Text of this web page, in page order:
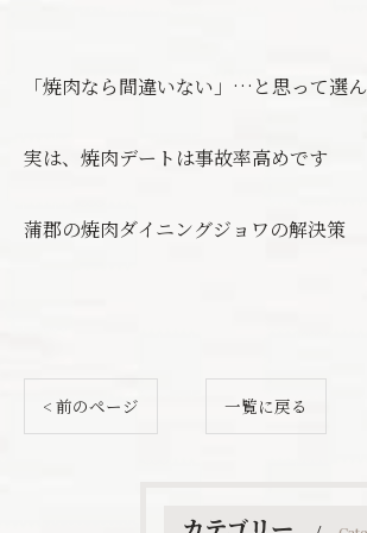
「焼肉なら間違いない」…と思って選ん
実は、焼肉デートは事故率高めです
蒲郡の焼肉ダイニングジョワの解決策
< 前のページ 一覧に戻る